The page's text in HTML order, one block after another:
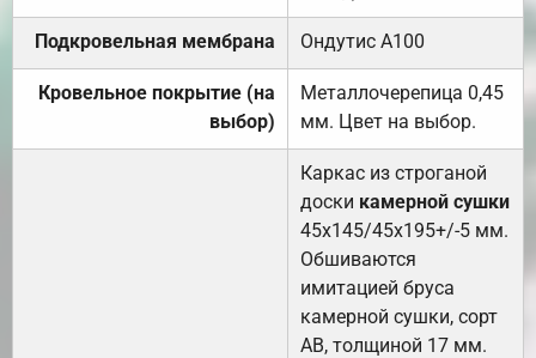
Подкровельная мембрана Ондутис А100
Кровельное покрытие (на
выбор)
Металлочерепица 0,45
мм. Цвет на выбор.
Каркас из строганой
доски камерной сушки
45х145/45х195+/-5 мм.
Обшиваются
имитацией бруса
камерной сушки, сорт
АВ, толщиной 17 мм.